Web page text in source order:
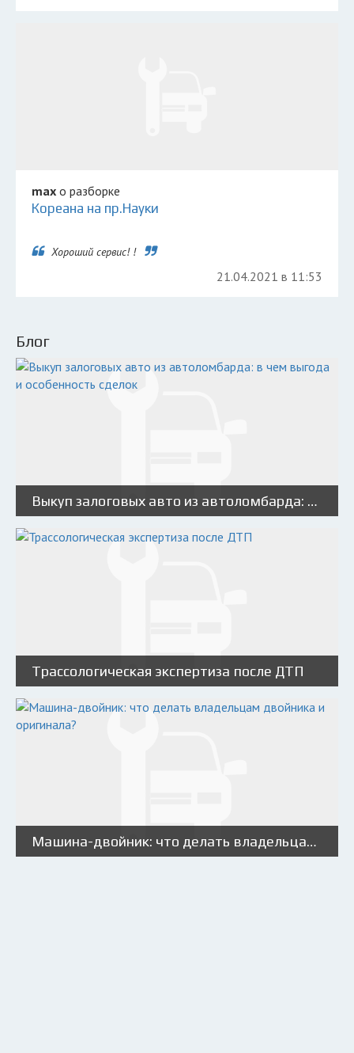
max о разборке
Кореана на пр.Науки
Хороший сервис! !
21.04.2021 в 11:53
Блог
Выкуп залоговых авто из автоломбарда: в чем выгода и особенность сделок
Трассологическая экспертиза после ДТП
Машина-двойник: что делать владельцам двойника и оригинала?